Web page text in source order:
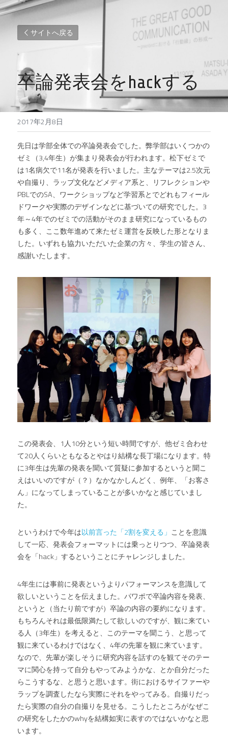
サイトへ戻る
卒論発表会をhackする
2017年2月8日
先日は学部全体での卒論発表会でした。弊学部はいくつかの
ゼミ（3,4年生）が集まり発表会が行われます。松下ゼミで
は1名病欠で11名が発表を行いました。主なテーマは2.5次元
や自撮り、ラップ文化などメディア系と、リフレクションや
PBLでのSA、ワークショップなど学習系とでどれもフィール
ドワークや実際のデザインなどに基づいての研究でした。3
年～4年でのゼミでの活動がそのまま研究になっているもの
も多く、ここ数年進めて来たゼミ運営を反映した形となりま
した。いずれも協力いただいた企業の方々、学生の皆さん、
感謝いたします。
この発表会、1人10分という短い時間ですが、他ゼミ合わせ
て20人くらいともなるとやはり結構な長丁場になります。特
に3年生は先輩の発表を聞いて質疑に参加するというと聞こ
えはいいのですが（？）なかなかしんどく、例年、「お客さ
ん」になってしまっていることが多いかなと感じていまし
た。
というわけで今年は以前言った「2割を変える」 ことを意識
して一応、発表会フォーマットには乗っとりつつ、卒論発表
会を「hack」するということにチャレンジしました。
4年生には事前に発表というよりパフォーマンスを意識して
欲しいということを伝えました。パワポで卒論内容を発表、
というと（当たり前ですが）卒論の内容の要約になります。
もちろんそれは最低限満たして欲しいのですが、観に来てい
る人（3年生）を考えると、このテーマを聞こう、と思って
観に来ているわけではなく、4年の先輩を観に来ています。
なので、先輩が楽しそうに研究内容を話すのを観てそのテー
マに関心を持って自分もやってみようかな、とか自分だった
らこうするな、と思うと思います。街におけるサイファーや
ラップを調査したなら実際にそれをやってみる。自撮りだっ
たら実際の自分の自撮りを見せる。こうしたところがなぜこ
の研究をしたかのwhyを結構如実に表すのではないかなと思
います。